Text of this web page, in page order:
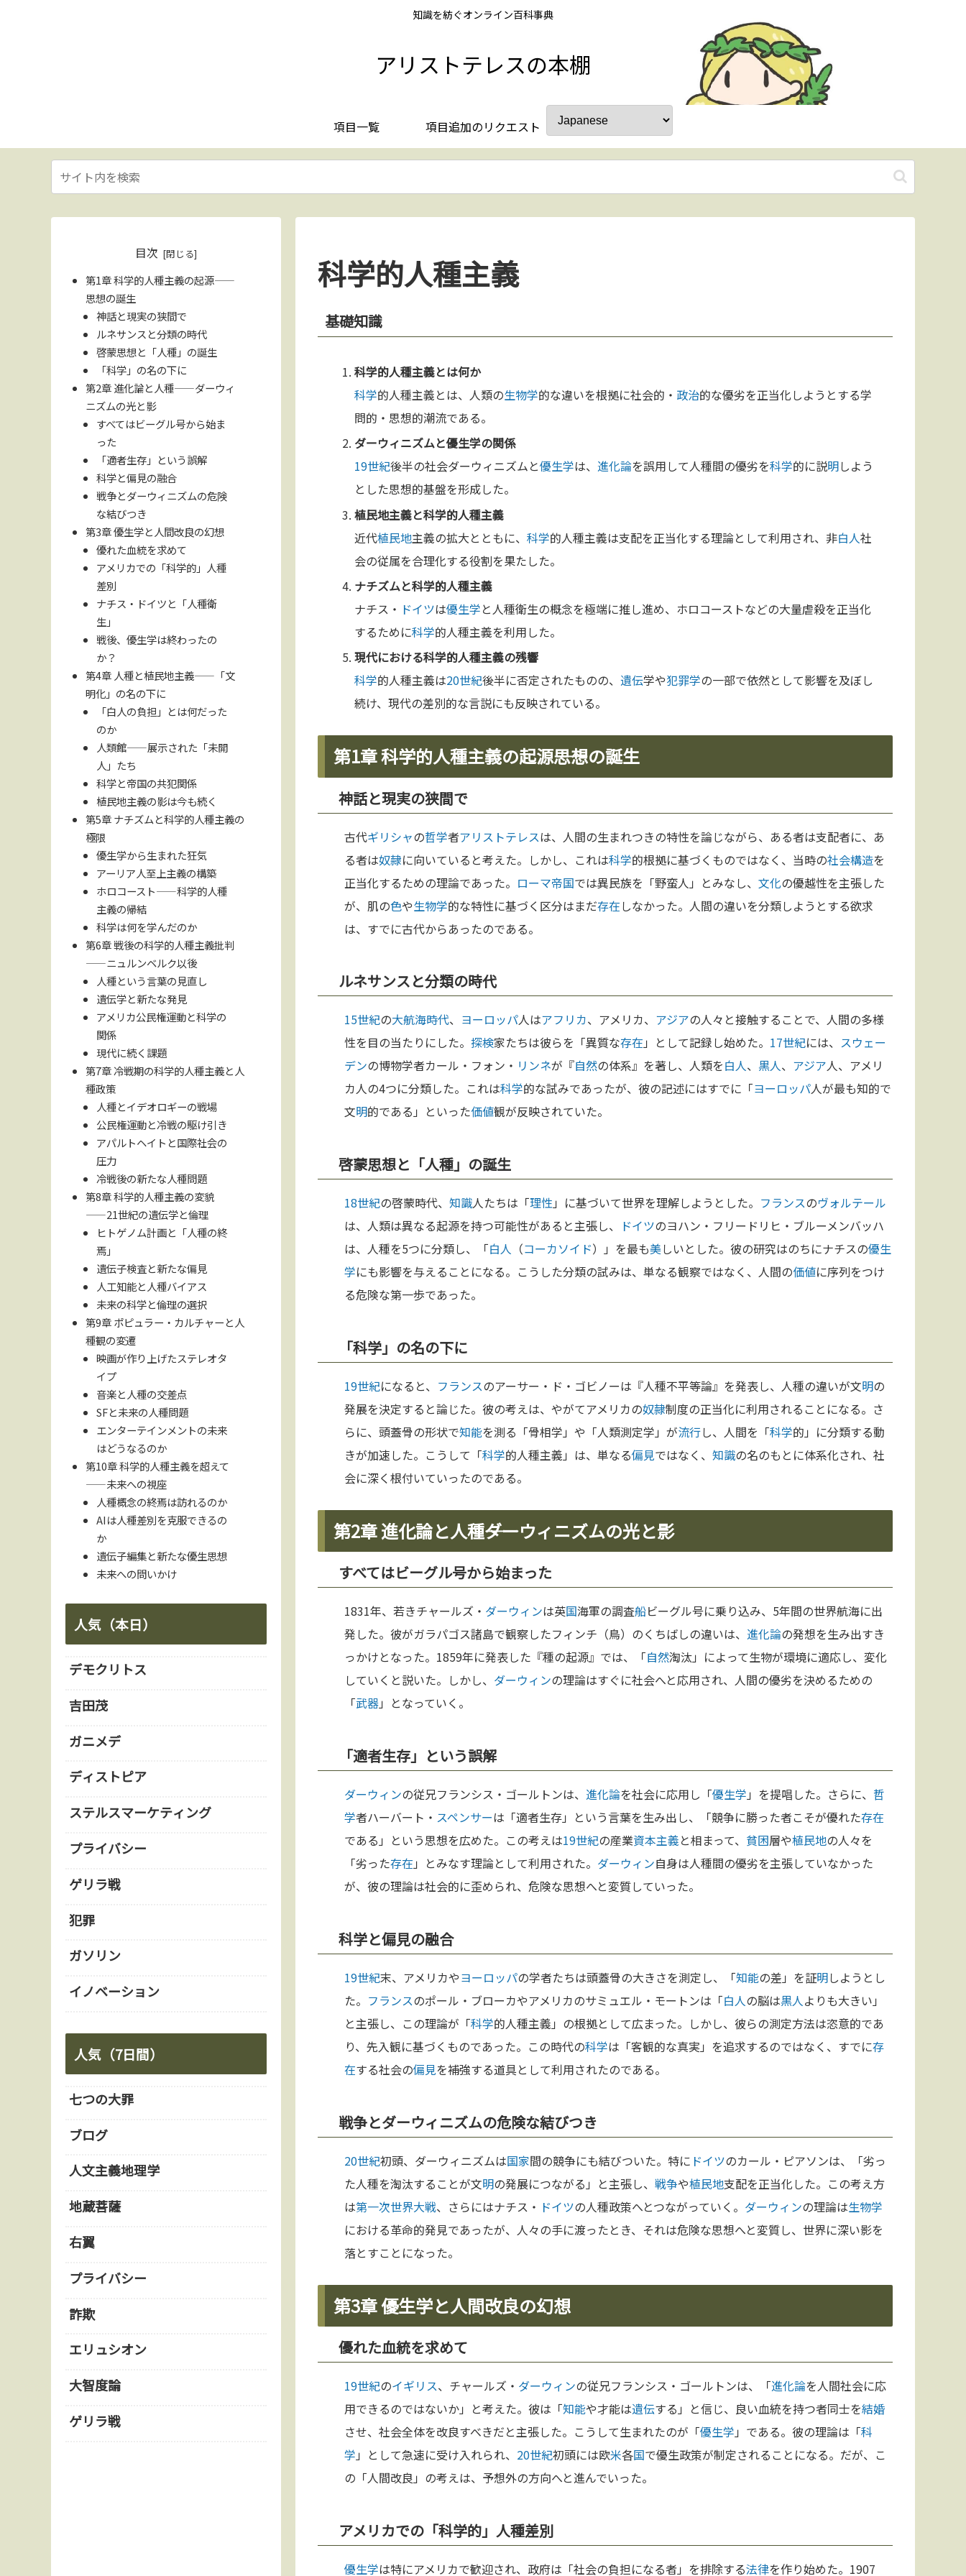
知識を紡ぐオンライン百科事典
アリストテレスの本棚
項目一覧 項目追加のリクエスト
科学的人種主義
基礎知識
科学的人種主義とは何か
科学的人種主義とは、人類の生物学的な違いを根拠に社会的・ 政治的な優劣を正当化しようとする学
問的・思想的潮流である。
ダーウィニズムと優生学の関係
19世紀後半の社会ダーウィニズムと優生学は、進化論を誤用して人種間の優劣を科学的に説明しよう
とした思想的基盤を形成した。
植民地主義と科学的人種主義
近代植民地主義の拡大とともに、科学的人種主義は支配を正当化する理論として利用され、非白人社
会の従属を合理化する役割を果たした。
ナチズムと科学的人種主義
ナチス・ ドイツは優生学と人種衛生の概念を極端に推し進め、ホロコーストなどの大量虐殺を正当化
するために科学的人種主義を利用した。
現代における科学的人種主義の残響
科学的人種主義は20世紀後半に否定されたものの、遺伝学や犯罪学の一部で依然として影響を及ぼし
続け、現代の差別的な言説にも反映されている。
第1章 科学的人種主義の起源――思想の誕生
神話と現実の狭間で
古代ギリシャの哲学者アリストテレスは、人間の生まれつきの特性を論じながら、ある者は支配者に、あ
る者は奴隷に向いていると考えた。しかし、これは科学的根拠に基づくものではなく、当時の社会構造を
正当化するための理論であった。 ローマ帝国では異民族を「野蛮人」とみなし、 文化の優越性を主張した
が、肌の色や生物学的な特性に基づく区分はまだ存在しなかった。人間の違いを分類しようとする欲求
は、すでに古代からあったのである。
ルネサンスと分類の時代
15世紀の大航海時代、 ヨーロッパ人はアフリカ、アメリカ、 アジアの人々と接触することで、人間の多様
性を目の当たりにした。 探検家たちは彼らを「異質な存在 」として記録し始めた。 17世紀には、 スウェー
デンの博物学者カール・フォン・ リンネが『自然の体系』を著し、人類を白人、 黒人、 アジア人、アメリ
カ人の4つに分類した。これは科学的な試みであったが、彼の記述にはすでに「ヨーロッパ人が最も知的で
文明的である」といった価値観が反映されていた。
啓蒙思想と「人種」の誕生
18世紀の啓蒙時代、 知識人たちは「理性」に基づいて世界を理解しようとした。 フランスのヴォルテール
は、人類は異なる起源を持つ可能性があると主張し、 ドイツのヨハン・フリードリヒ・ブルーメンバッハ
は、人種を5つに分類し、「白人 （コーカソイド）」を最も美しいとした。彼の研究はのちにナチスの優生
学にも影響を与えることになる。こうした分類の試みは、単なる観察ではなく、人間の価値に序列をつけ
る危険な第一歩であった。
「科学」の名の下に
19世紀になると、 フランスのアーサー・ド・ゴビノーは『人種不平等論』を発表し、人種の違いが文明の
発展を決定すると論じた。彼の考えは、やがてアメリカの奴隷制度の正当化に利用されることになる。さ
らに、頭蓋骨の形状で知能を測る「骨相学」や「人類測定学」が流行し、人間を「科学的」に分類する動
きが加速した。こうして「科学的人種主義」は、単なる偏見ではなく、 知識の名のもとに体系化され、社
会に深く根付いていったのである。
第2章 進化論と人種――ダーウィニズムの光と影
すべてはビーグル号から始まった
1831年、若きチャールズ・ ダーウィンは英国海軍の調査船ビーグル号に乗り込み、5年間の世界航海に出
発した。彼がガラパゴス諸島で観察したフィンチ（鳥）のくちばしの違いは、 進化論の発想を生み出すき
っかけとなった。1859年に発表した『種の起源』では、「自然淘汰」によって生物が環境に適応し、変化
していくと説いた。しかし、 ダーウィンの理論はすぐに社会へと応用され、人間の優劣を決めるための
「武器」となっていく。
「適者生存」という誤解
ダーウィンの従兄フランシス・ゴールトンは、 進化論を社会に応用し「優生学 」を提唱した。さらに、 哲
学者ハーバート・ スペンサーは「適者生存」という言葉を生み出し、「競争に勝った者こそが優れた存在
である」という思想を広めた。この考えは19世紀の産業資本主義と相まって、 貧困層や植民地の人々を
「劣った存在 」とみなす理論として利用された。 ダーウィン自身は人種間の優劣を主張していなかった
が、彼の理論は社会的に歪められ、危険な思想へと変質していった。
科学と偏見の融合
19世紀末、アメリカやヨーロッパの学者たちは頭蓋骨の大きさを測定し、「知能の差」を証明しようとし
た。 フランスのポール・ブローカやアメリカのサミュエル・モートンは「白人の脳は黒人よりも大きい」
と主張し、この理論が「科学的人種主義」の根拠として広まった。しかし、彼らの測定方法は恣意的であ
り、先入観に基づくものであった。この時代の科学は「客観的な真実」を追求するのではなく、すでに存
在する社会の偏見を補強する道具として利用されたのである。
戦争とダーウィニズムの危険な結びつき
20世紀初頭、ダーウィニズムは国家間の競争にも結びついた。特に ドイツのカール・ピアソンは、「劣っ
た人種を淘汰することが文明の発展につながる」と主張し、 戦争や植民地支配を正当化した。この考え方
は第一次世界大戦、さらにはナチス・ ドイツの人種政策へとつながっていく。 ダーウィンの理論は生物学
における革命的発見であったが、人々の手に渡ったとき、それは危険な思想へと変質し、世界に深い影を
落とすことになった。
第3章 優生学と人間改良の幻想
優れた血統を求めて
19世紀のイギリス、チャールズ・ ダーウィンの従兄フランシス・ゴールトンは、「進化論を人間社会に応
用できるのではないか」と考えた。彼は「知能や才能は遺伝する」と信じ、良い血統を持つ者同士を結婚
させ、社会全体を改良すべきだと主張した。こうして生まれたのが「優生学 」である。彼の理論は「科
学 」として急速に受け入れられ、 20世紀初頭には欧米各国で優生政策が制定されることになる。だが、こ
の「人間改良」の考えは、予想外の方向へと進んでいった。
アメリカでの「科学的」人種差別
優生学は特にアメリカで歓迎され、政府は「社会の負担になる者」を排除する法律を作り始めた。1907
目次
第1章 科学的人種主義の起源――
思想の誕生
神話と現実の狭間で
ルネサンスと分類の時代
啓蒙思想と「人種」の誕生
「科学」の名の下に
第2章 進化論と人種――ダーウィ
ニズムの光と影
すべてはビーグル号から始ま
った
「適者生存」という誤解
科学と偏見の融合
戦争とダーウィニズムの危険
な結びつき
第3章 優生学と人間改良の幻想
優れた血統を求めて
アメリカでの「科学的」人種
差別
ナチス・ドイツと「人種衛
生」
戦後、優生学は終わったの
か？
第4章 人種と植民地主義――「文
明化」の名の下に
「白人の負担」とは何だった
のか
人類館――展示された「未開
人」たち
科学と帝国の共犯関係
植民地主義の影は今も続く
第5章 ナチズムと科学的人種主義の
極限
優生学から生まれた狂気
アーリア人至上主義の構築
ホロコースト――科学的人種
主義の帰結
科学は何を学んだのか
第6章 戦後の科学的人種主義批判
――ニュルンベルク以後
人種という言葉の見直し
遺伝学と新たな発見
アメリカ公民権運動と科学の
関係
現代に続く課題
第7章 冷戦期の科学的人種主義と人
種政策
人種とイデオロギーの戦場
公民権運動と冷戦の駆け引き
アパルトヘイトと国際社会の
圧力
冷戦後の新たな人種問題
第8章 科学的人種主義の変貌
――21世紀の遺伝学と倫理
ヒトゲノム計画と「人種の終
焉」
遺伝子検査と新たな偏見
人工知能と人種バイアス
未来の科学と倫理の選択
第9章 ポピュラー・カルチャーと人
種観の変遷
映画が作り上げたステレオタ
イプ
音楽と人種の交差点
SFと未来の人種問題
エンターテインメントの未来
はどうなるのか
第10章 科学的人種主義を超えて
――未来への視座
人種概念の終焉は訪れるのか
AIは人種差別を克服できるの
か
遺伝子編集と新たな優生思想
未来への問いかけ
人気（本日）
デモクリトス
吉田茂
ガニメデ
ディストピア
ステルスマーケティング
プライバシー
ゲリラ戦
犯罪
ガソリン
イノベーション
人気（7日間）
七つの大罪
ブログ
人文主義地理学
地蔵菩薩
右翼
プライバシー
詐欺
エリュシオン
大智度論
ゲリラ戦